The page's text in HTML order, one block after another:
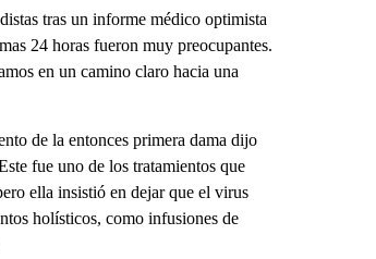
tras un informe médico optimista
24 horas fueron muy preocupantes.
en un camino claro hacia una
de la entonces primera dama dijo
fue uno de los tratamientos que
ella insistió en dejar que el virus
holísticos, como infusiones de